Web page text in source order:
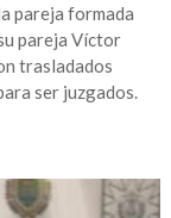
pareja formada
pareja Víctor
trasladados
ser juzgados.